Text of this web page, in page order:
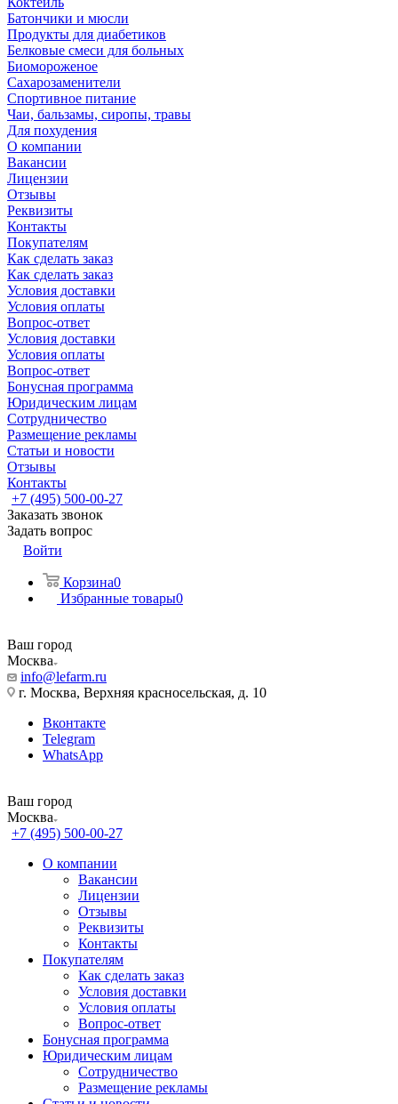
Батончики и мюсли
Продукты для диабетиков
Белковые смеси для больных
Биомороженое
Сахарозаменители
Спортивное питание
Чаи, бальзамы, сиропы, травы
Для похудения
О компании
Вакансии
Лицензии
Отзывы
Реквизиты
Контакты
Покупателям
Как сделать заказ
Как сделать заказ
Условия доставки
Условия оплаты
Вопрос-ответ
Условия доставки
Условия оплаты
Вопрос-ответ
Бонусная программа
Юридическим лицам
Сотрудничество
Размещение рекламы
Статьи и новости
Отзывы
Контакты
+7 (495) 500-00-27
Заказать звонок
Задать вопрос
Войти
Корзина0
Избранные товары0
Ваш город
Москва
info@lefarm.ru
г. Москва, Верхняя красносельская, д. 10
Вконтакте
Telegram
WhatsApp
Ваш город
Москва
+7 (495) 500-00-27
О компании
Вакансии
Лицензии
Отзывы
Реквизиты
Контакты
Покупателям
Как сделать заказ
Условия доставки
Условия оплаты
Вопрос-ответ
Бонусная программа
Юридическим лицам
Сотрудничество
Размещение рекламы